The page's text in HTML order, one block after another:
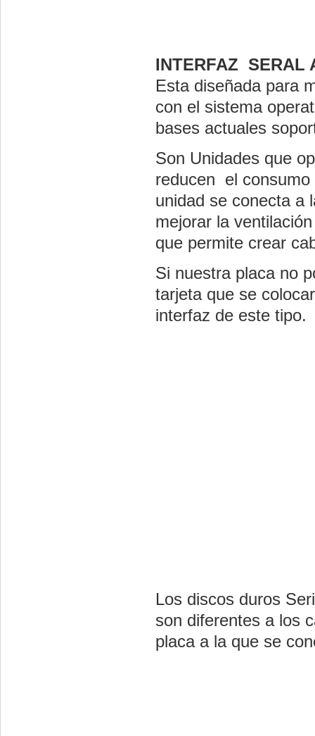
INTERFAZ SERAL
Esta diseñada para
con el sistema
bases actuales
Son Unidades que
reducen el consumo
unidad se conecta a
mejorar la
que permite crear
Si nuestra placa no
tarjeta que se
interfaz de este tipo.
Los discos duros
son diferentes a los
placa a la que se